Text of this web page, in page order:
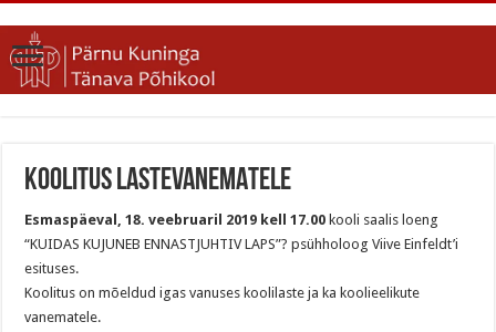
KOOLITUS LASTEVANEMATELE
Esmaspäeval, 18. veebruaril 2019 kell 17.00 kooli saalis loeng
“KUIDAS KUJUNEB ENNASTJUHTIV LAPS”? psühholoog Viive Einfeldt’i
esituses.
Koolitus on mõeldud igas vanuses koolilaste ja ka koolieelikute
vanematele.